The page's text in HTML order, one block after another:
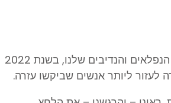
הודות לכל התומכים הנפלאים והנדיבים שלנו, בשנת 2022
לעזור ליותר אנשים שביקשו עזרה.